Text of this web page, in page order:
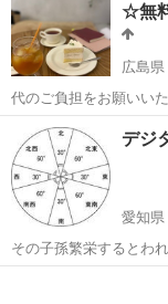
☆無
広島
代のご負担をお願いい
用いてお悩みを…
広島 福山市 福
デジ
愛知県
その子孫繁栄するとわ